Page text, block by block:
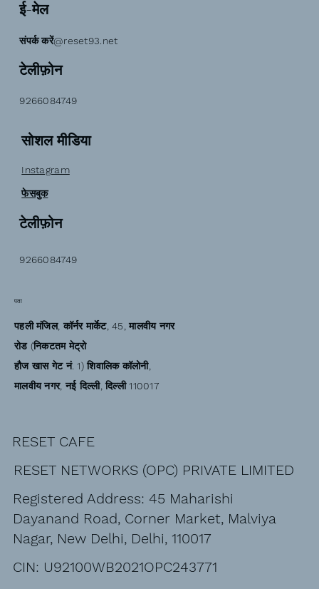
ई-मेल
संपर्क करें@reset93.net
टेलीफ़ोन
9266084749
सोशल मीडिया
Instagram
फेसबुक
टेलीफ़ोन
9266084749
पता
पहली मंजिल, कॉर्नर मार्केट, 45, मालवीय नगर
रोड (निकटतम मेट्रो
हौज खास गेट नं. 1) शिवालिक कॉलोनी,
मालवीय नगर, नई दिल्ली, दिल्ली 110017
RESET CAFE
RESET NETWORKS (OPC) PRIVATE LIMITED
Registered Address: 45 Maharishi
Dayanand Road, Corner Market, Malviya
Nagar, New Delhi, Delhi, 110017
CIN: U92100WB2021OPC243771